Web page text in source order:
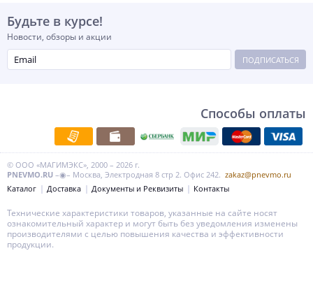
Будьте в курсе!
Новости, обзоры и акции
ПОДПИСАТЬСЯ
Способы оплаты
© ООО «МАГИМЭКС», 2000 – 2026 г.
PNEVMO.RU –◉– Москва, Электродная 8 стр 2. Офис 242. zakaz@pnevmo.ru
Каталог
Доставка Документы и Реквизиты Контакты
Технические характеристики товаров, указанные на сайте носят
ознакомительный характер и могут быть без уведомления изменены
производителями с целью повышения качества и эффективности
продукции.